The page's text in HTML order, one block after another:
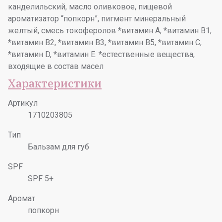
канделильский, масло оливковое, пищевой
ароматизатор “попкорн”, пигмент минеральный
желтый, смесь токоферолов *витамин А, *витамин В1,
*витамин В2, *витамин В3, *витамин В5, *витамин С,
*витамин D, *витамин E. *естественные вещества,
входящие в состав масел
Характеристики
Артикул
1710203805
Тип
Бальзам для губ
SPF
SPF 5+
Аромат
попкорн